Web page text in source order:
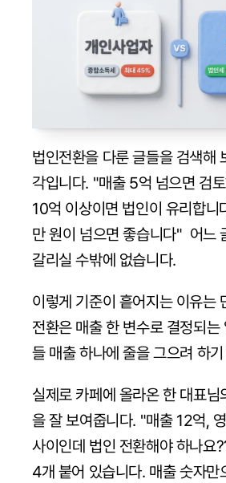
법인전환을 다룬 글들을 검색해
각입니다. "매출 5억 넘으면 검
10억 이상이면 법인이 유리합니
만 원이 넘으면 좋습니다"  어느
갈리실 수밖에 없습니다.
이렇게 기준이 흩어지는 이유는
전환은 매출 한 변수로 결정되는
들 매출 하나에 줄을 그으려 하
실제로 카페에 올라온 한 대표님
을 잘 보여줍니다. "매출 12억,
사이인데 법인 전환해야 하나요
4개 붙어 있습니다. 매출 숫자만